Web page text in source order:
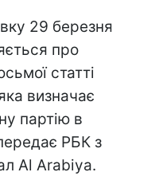
29 березня
про
статті
визначає
партію в
РБК з
Al Arabiya.